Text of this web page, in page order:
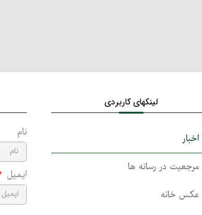
لینکهای کاربردی
اخبار
مرجعیت در رسانه ها
عکس خانه
نام
ایمیل